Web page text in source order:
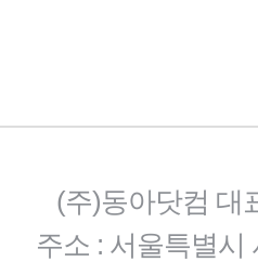
(주)동아닷컴 대
주소 : 서울특별시